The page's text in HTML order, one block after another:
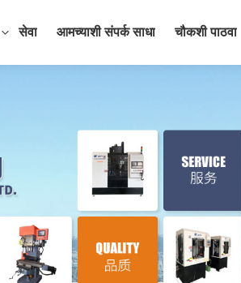
सेवा आमच्याशी संपर्क साधा चौकशी पाठवा